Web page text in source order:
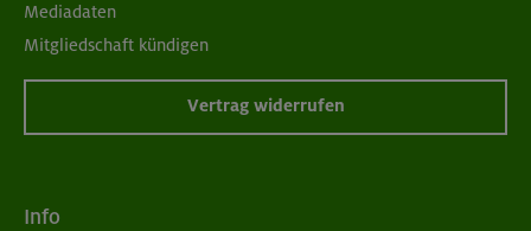
Mediadaten
Mitgliedschaft kündigen
Vertrag widerrufen
Info